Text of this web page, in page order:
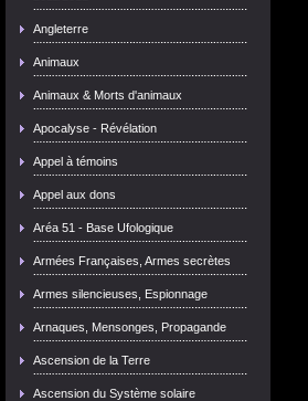
Angleterre
Animaux
Animaux & Morts d'animaux
Apocalyse - Révélation
Appel à témoins
Appel aux dons
Aréa 51 - Base Ufologique
Armées Françaises, Armes secrètes
Armes silencieuses, Espionnage
Arnaques, Mensonges, Propagande
Ascension de la Terre
Ascension du Système solaire